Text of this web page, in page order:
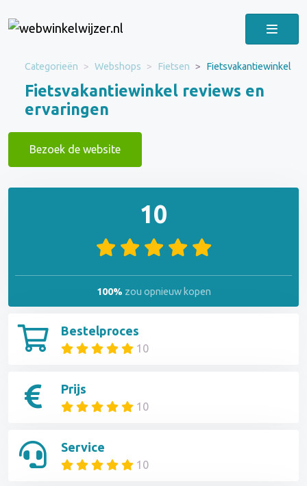
Categorieën Webshops Fietsen Fietsvakantiewinkel
Fietsvakantiewinkel reviews en
ervaringen
Bezoek de website
Bestelproces
10
Prijs
10
Service
10
10
100% zou opnieuw kopen